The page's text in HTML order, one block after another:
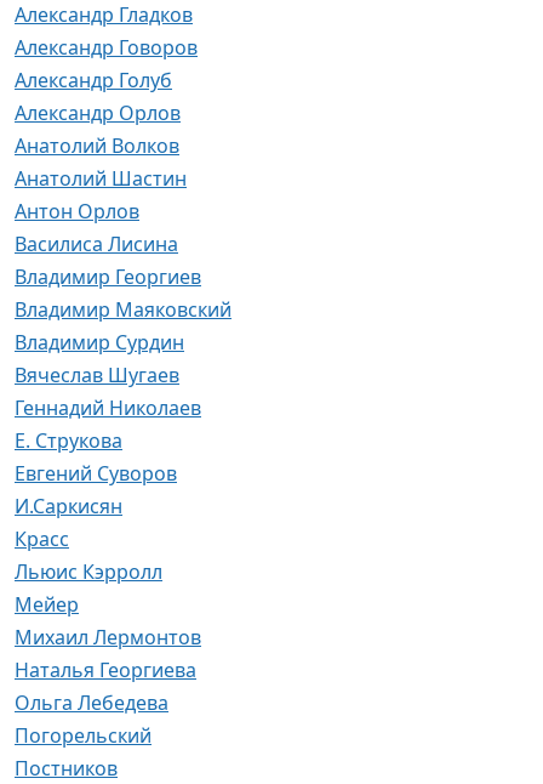
Александр Гладков
Александр Говоров
Александр Голуб
Александр Орлов
Анатолий Волков
Анатолий Шастин
Антон Орлов
Василиса Лисина
Владимир Георгиев
Владимир Маяковский
Владимир Сурдин
Вячеслав Шугаев
Геннадий Николаев
Е. Струкова
Евгений Суворов
И.Саркисян
Красс
Льюис Кэрролл
Мейер
Михаил Лермонтов
Наталья Георгиева
Ольга Лебедева
Погорельский
Постников